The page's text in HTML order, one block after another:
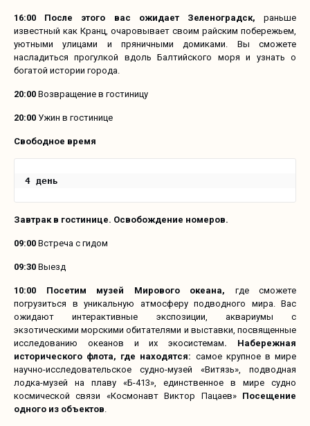
16:00 После этого вас ожидает Зеленоградск, раньше
известный как Кранц, очаровывает своим райским побережьем,
уютными улицами и пряничными домиками. Вы сможете
насладиться прогулкой вдоль Балтийского моря и узнать о
богатой истории города.
20:00 Возвращение в гостиницу
20:00 Ужин в гостинице
Свободное время
4 день
Завтрак в гостинице. Освобождение номеров.
09:00 Встреча с гидом
09:30 Выезд
10:00 Посетим музей Мирового океана, где сможете
погрузиться в уникальную атмосферу подводного мира. Вас
ожидают интерактивные экспозиции, аквариумы с
экзотическими морскими обитателями и выставки, посвященные
исследованию океанов и их экосистемам. Набережная
исторического флота, где находятся: самое крупное в мире
научно-исследовательское судно-музей «Витязь», подводная
лодка-музей на плаву «Б-413», единственное в мире судно
космической связи «Космонавт Виктор Пацаев» Посещение
одного из объектов